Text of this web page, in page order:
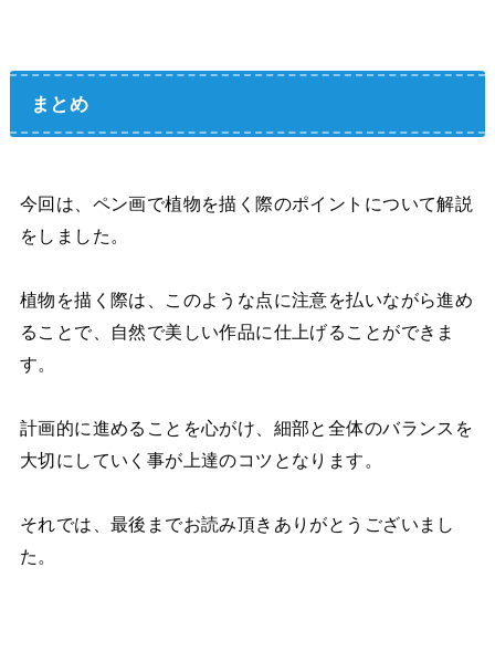
まとめ
今回は、ペン画で植物を描く際のポイントについて解説
をしました。
植物を描く際は、このような点に注意を払いながら進め
ることで、自然で美しい作品に仕上げることができま
す。
計画的に進めることを心がけ、細部と全体のバランスを
大切にしていく事が上達のコツとなります。
それでは、最後までお読み頂きありがとうございまし
た。